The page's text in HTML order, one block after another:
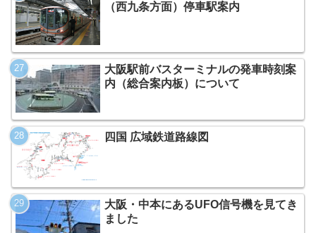
（西九条方面）停車駅案内
大阪駅前バスターミナルの発車時刻案
内（総合案内板）について
四国 広域鉄道路線図
大阪・中本にあるUFO信号機を見てき
ました